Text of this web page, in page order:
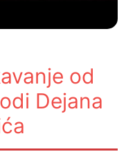
od
Dejana